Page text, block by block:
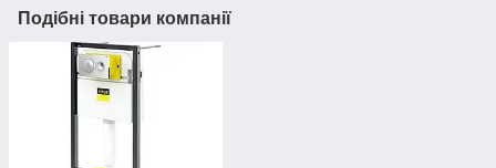
Подібні товари компанії